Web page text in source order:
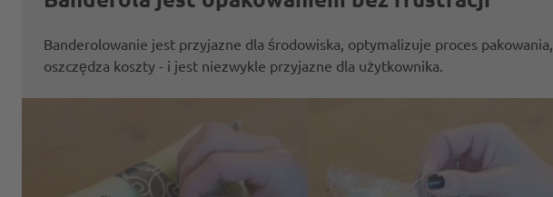
Banderolowanie jest przyjazne dla środowiska, optymalizuje proces pakowania,
oszczędza koszty - i jest niezwykle przyjazne dla użytkownika.